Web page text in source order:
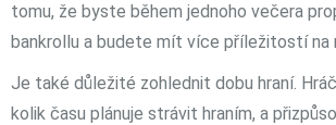
tomu, že byste během jednoho večera
bankrollu a budete mít více příležitostí na
Je také důležité zohlednit dobu hraní.
kolik času plánuje strávit hraním, a